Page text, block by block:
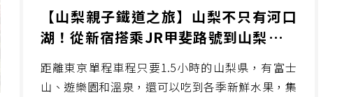
【山梨親子鐵道之旅】山梨不只有河口
湖！從新宿搭乘JR甲斐路號到山梨吃草
莓、泡溫泉、笛吹川水果公園搭遊園列車
賞富士山
距離東京單程車程只要1.5小時的山梨県，有富士
山、遊樂園和溫泉，還可以吃到各季新鮮水果，集